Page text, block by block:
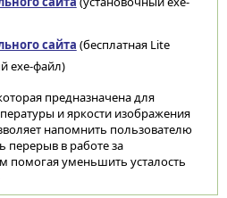
сайта (бесплатная Lite
exe-файл)
предназначена для
и яркости изображения
напомнить пользователю
перерыв в работе за
уменьшить усталость